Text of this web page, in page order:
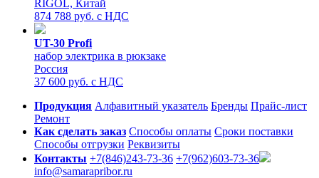
RIGOL, Китай
874 788 руб. с НДС
UT-30 Profi
набор электрика в рюкзаке
Россия
37 600 руб. с НДС
Продукция Алфавитный указатель Бренды Прайс-лист
Ремонт
Как сделать заказ Способы оплаты Сроки поставки
Способы отгрузки Реквизиты
Контакты +7(846)243-73-36 +7(962)603-73-36
info@samarapribor.ru